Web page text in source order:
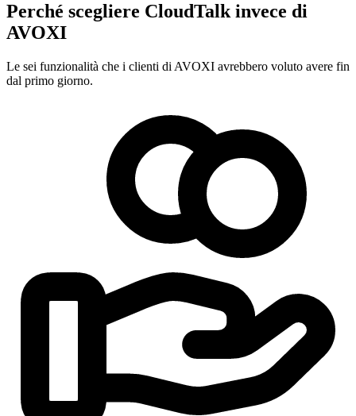
Perché scegliere CloudTalk invece di
AVOXI
Le sei funzionalità che i clienti di AVOXI avrebbero voluto avere fin
dal primo giorno.